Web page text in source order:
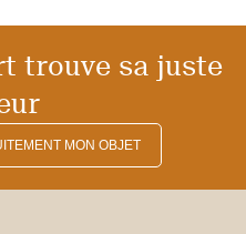
trouve sa juste
MON OBJET